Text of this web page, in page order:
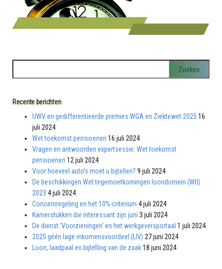
Recente berichten
UWV en gedifferentieerde premies WGA en Ziektewet 2025 16
juli 2024
Wet toekomst pensioenen 16 juli 2024
Vragen en antwoorden expertsessie: Wet toekomst
pensioenen 12 juli 2024
Voor hoeveel auto’s moet u bijtellen? 9 juli 2024
De beschikkingen Wet tegemoetkomingen loondomein (Wtl)
2023 4 juli 2024
Concernregeling en het 10%-criterium 4 juli 2024
Kamerstukken die interessant zijn juni 3 juli 2024
De dienst ‘Voorzieningen’ en het werkgeversportaal 1 juli 2024
2025 géén lage-inkomensvoordeel (LIV) 27 juni 2024
Loon, laadpaal en bijtelling van de zaak18 juni 2024